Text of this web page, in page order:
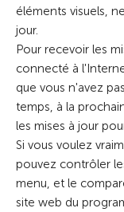
éléments visuels,
jour.
Pour recevoir les
connecté à
que vous n'avez
temps, à la
les mises à jour
Si vous voulez
pouvez contrôler
menu, et le
site web du